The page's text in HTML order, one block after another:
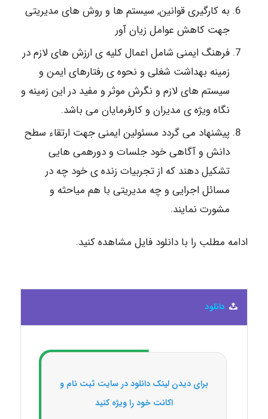
به کارگیری قوانین, سیستم ها و روش های مدیریتی
جهت کاهش عوامل زیان آور
فرهنگ ایمنی شامل اعمال کلیه ی ارزش های لازم در
زمینه بهداشت شغلی و نحوه ی رفتارهای ایمن و
سیستم های لازم و نگرش موثر و مفید در این زمینه و
نگاه ویژه ی مدیران و کارفرمایان می باشد.
پیشنهاد می گردد مسئولین ایمنی جهت ارتقاء سطح
دانش و آگاهی خود جلسات و دورهمی هایی
تشکیل دهند که از تجربیات زنده ی خود چه در
مسائل اجرایی و چه مدیریتی با هم میاحثه و
مشورت نمایند.
ادامه مطلب را با دانلود فایل مشاهده کنید.
دانلود
برای دیدن لینک دانلود در سایت ثبت نام و
اکانت خود را ویژه کنید